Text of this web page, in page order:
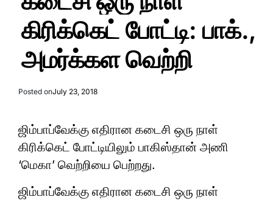
கிரிக்கெட் போட்டி: பாக்.,
அமர்க்கள வெற்றி
Posted onJuly 23, 2018
ஜிம்பாப்வேக்கு எதிரான கடைசி ஒரு நாள்
கிரிக்கெட் போட்டியிலும் பாகிஸ்தான் அணி
‘மெகா’ வெற்றியை பெற்றது.
ஜிம்பாப்வேக்கு எதிரான கடைசி ஒரு நாள்